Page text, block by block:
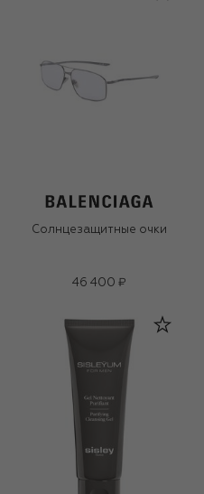
Солнцезащитные очки
46 400 ₽